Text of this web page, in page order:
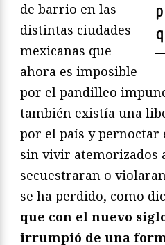
de barrio en las
distintas ciudades
mexicanas que
ahora es imposible
por el pandilleo
también existía una
por el país y
sin vivir atemorizados
secuestraran o
se ha perdido, como
que con el nuevo
irrumpió de una